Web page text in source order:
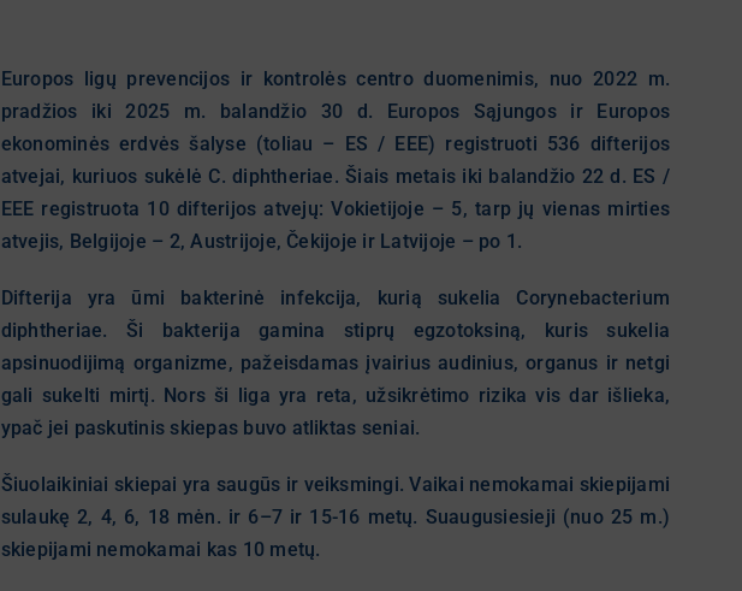
Europos ligų prevencijos ir kontrolės centro duomenimis, nuo 2022 m.
pradžios iki 2025 m. balandžio 30 d. Europos Sąjungos ir Europos
ekonominės erdvės šalyse (toliau – ES / EEE) registruoti 536 difterijos
atvejai, kuriuos sukėlė C. diphtheriae. Šiais metais iki balandžio 22 d. ES /
EEE registruota 10 difterijos atvejų: Vokietijoje – 5, tarp jų vienas mirties
atvejis, Belgijoje – 2, Austrijoje, Čekijoje ir Latvijoje – po 1.
Difterija yra ūmi bakterinė infekcija, kurią sukelia Corynebacterium
diphtheriae. Ši bakterija gamina stiprų egzotoksiną, kuris sukelia
apsinuodijimą organizme, pažeisdamas įvairius audinius, organus ir netgi
gali sukelti mirtį. Nors ši liga yra reta, užsikrėtimo rizika vis dar išlieka,
ypač jei paskutinis skiepas buvo atliktas seniai.
Šiuolaikiniai skiepai yra saugūs ir veiksmingi. Vaikai nemokamai skiepijami
sulaukę 2, 4, 6, 18 mėn. ir 6–7 ir 15-16 metų. Suaugusiesieji (nuo 25 m.)
skiepijami nemokamai kas 10 metų.